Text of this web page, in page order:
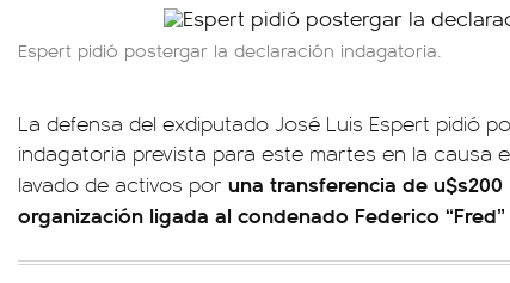
Espert pidió postergar la declaración indagatoria.
La defensa del exdiputado José Luis Espert pidió
indagatoria prevista para este martes en la causa
lavado de activos por una transferencia de
organización ligada al condenado Federico